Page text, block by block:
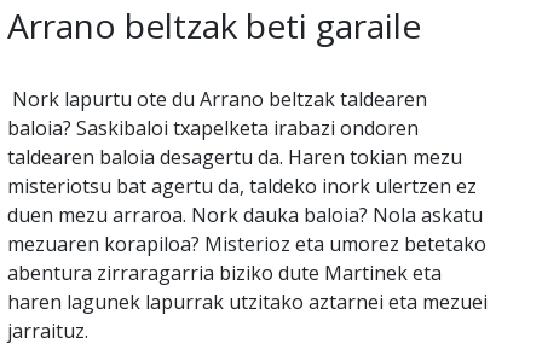
Arrano beltzak beti garaile
Nork lapurtu ote du Arrano beltzak taldearen
baloia? Saskibaloi txapelketa irabazi ondoren
taldearen baloia desagertu da. Haren tokian mezu
misteriotsu bat agertu da, taldeko inork ulertzen ez
duen mezu arraroa. Nork dauka baloia? Nola askatu
mezuaren korapiloa? Misterioz eta umorez betetako
abentura zirraragarria biziko dute Martinek eta
haren lagunek lapurrak utzitako aztarnei eta mezuei
jarraituz.